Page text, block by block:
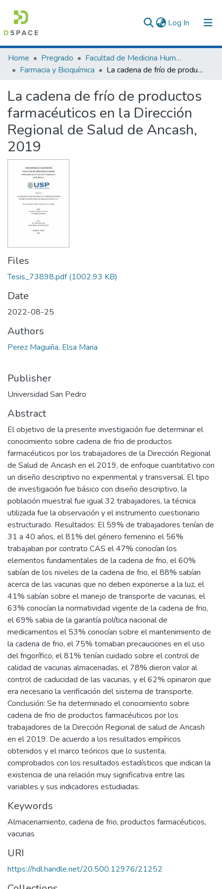
Log In (current)
Communities & Collections
All of DSpace
Statistics
Home Pregrado
Facultad de Medicina Humana
Farmacia y Bioquímica
La cadena de frío de productos farmacéuticos en la Dirección Regional de Salud de Ancash, 2019
La cadena de frío de productos
farmacéuticos en la Dirección
Regional de Salud de Ancash,
2019
Files
Tesis_73898.pdf(1002.93 KB)
Date
2022-08-25
Authors
Perez Maguiña, Elsa Maria
Publisher
Universidad San Pedro
Abstract
El objetivo de la presente investigación fue determinar el
conocimiento sobre cadena de frio de productos
farmacéuticos por los trabajadores de la Dirección Regional
de Salud de Ancash en el 2019, de enfoque cuantitativo con
un diseño descriptivo no experimental y transversal. El tipo
de investigación fue básico con diseño descriptivo, la
población muestral fue igual 32 trabajadores, la técnica
utilizada fue la observación y el instrumento cuestionario
estructurado. Resultados: El 59% de trabajadores tenían de
31 a 40 años, el 81% del género femenino el 56%
trabajaban por contrato CAS el 47% conocían los
elementos fundamentales de la cadena de frio, el 60%
sabían de los niveles de la cadena de frio, el 88% sabían
acerca de las vacunas que no deben exponerse a la luz, el
41% sabían sobre el manejo de transporte de vacunas, el
63% conocían la normatividad vigente de la cadena de frio,
el 69% sabia de la garantía política nacional de
medicamentos el 53% conocían sobre el mantenimiento de
la cadena de frio, el 75% tomaban precauciones en el uso
del frigorífico, el 81% tenían cuidado sobre el control de
calidad de vacunas almacenadas, el 78% dieron valor al
control de caducidad de las vacunas, y el 62% opinaron que
era necesario la verificación del sistema de transporte.
Conclusión: Se ha determinado el conocimiento sobre
cadena de frio de productos farmacéuticos por los
trabajadores de la Dirección Regional de salud de Ancash
en el 2019. De acuerdo a los resultados empíricos
obtenidos y el marco teóricos que lo sustenta,
comprobados con los resultados estadísticos que indican la
existencia de una relación muy significativa entre las
variables y sus indicadores estudiadas.
Keywords
Almacenamiento, cadena de frio, productos farmacéuticos,
vacunas
URI
https://hdl.handle.net/20.500.12976/21252